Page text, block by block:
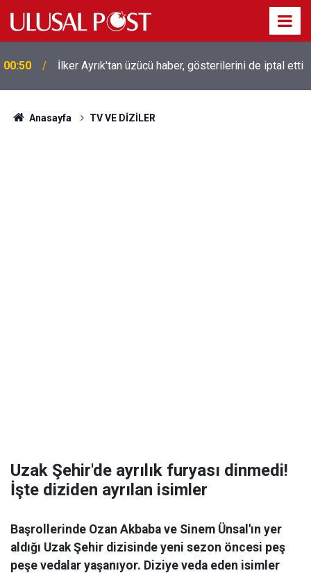
00:39
Liverpool efsanesi Mısırlı yıldız Mohamed Salah
Trabzonspor ile anlaştı! Yarın geliyor
Anasayfa TV VE DİZİLER
Uzak Şehir'de ayrılık furyası dinmedi!
İşte diziden ayrılan isimler
Başrollerinde Ozan Akbaba ve Sinem Ünsal'ın yer
aldığı Uzak Şehir dizisinde yeni sezon öncesi peş
peşe vedalar yaşanıyor. Diziye veda eden isimler